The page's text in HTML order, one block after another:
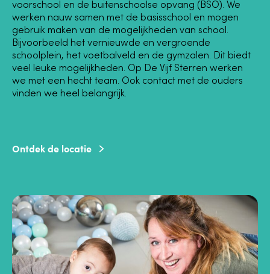
voorschool en de buitenschoolse opvang (BSO). We
werken nauw samen met de basisschool en mogen
gebruik maken van de mogelijkheden van school.
Bijvoorbeeld het vernieuwde en vergroende
schoolplein, het voetbalveld en de gymzalen. Dit biedt
veel leuke mogelijkheden. Op De Vijf Sterren werken
we met een hecht team. Ook contact met de ouders
vinden we heel belangrijk.
Ontdek de locatie